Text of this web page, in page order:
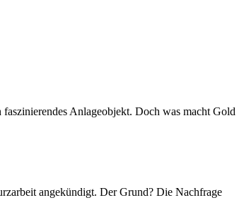
Anlageobjekt. Doch was macht Gold
angekündigt. Der Grund? Die Nachfrage